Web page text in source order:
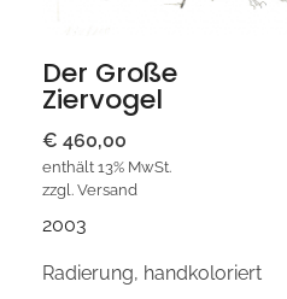
Der Große
Ziervogel
€ 460,00
enthält 13% MwSt.
zzgl. Versand
2003
Radierung, handkoloriert